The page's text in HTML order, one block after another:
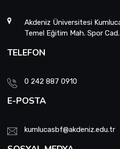
Akdeniz Üniversitesi
Temel Eğitim Mah. Spor
TELEFON
0 242 887 0910
E-POSTA
kumlucasbf@akdeniz.edu.tr
Stratejik Planlama Komisyonu
Ulusal/ Uluslararası İlişkiler